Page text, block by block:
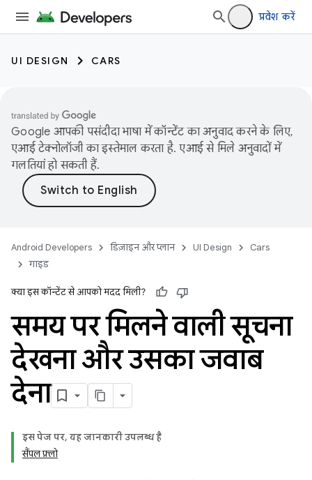
प्रवेश करें
UI DESIGN CARS
Google आपकी पसंदीदा भाषा में कॉन्टेंट का अनुवाद करने के लिए,
एआई टेक्नोलॉजी का इस्तेमाल करता है. एआई से मिले अनुवादों में
गलतियां हो सकती हैं.
Android Developers डिज़ाइन और प्लान UI Design
Cars
गाइड
क्या इस कॉन्टेंट से आपको मदद मिली?
समय पर मिलने वाली सूचना
देखना और उसका जवाब
देना
इस पेज पर, यह जानकारी उपलब्ध है
सैंपल फ़्लो